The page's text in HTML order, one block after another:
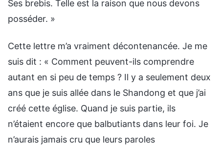
Ses brebis. Telle est la raison que nous devons
posséder. »
Cette lettre m’a vraiment décontenancée. Je me
suis dit : « Comment peuvent-ils comprendre
autant en si peu de temps ? Il y a seulement deux
ans que je suis allée dans le Shandong et que j’ai
créé cette église. Quand je suis partie, ils
n’étaient encore que balbutiants dans leur foi. Je
n’aurais jamais cru que leurs paroles